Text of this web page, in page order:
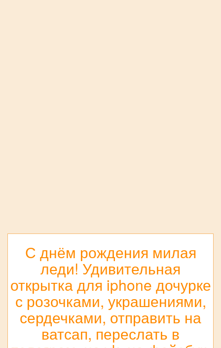
С днём рождения милая
леди! Удивительная
открытка для iphone дочурке
с розочками, украшениями,
сердечками, отправить на
ватсап, переслать в